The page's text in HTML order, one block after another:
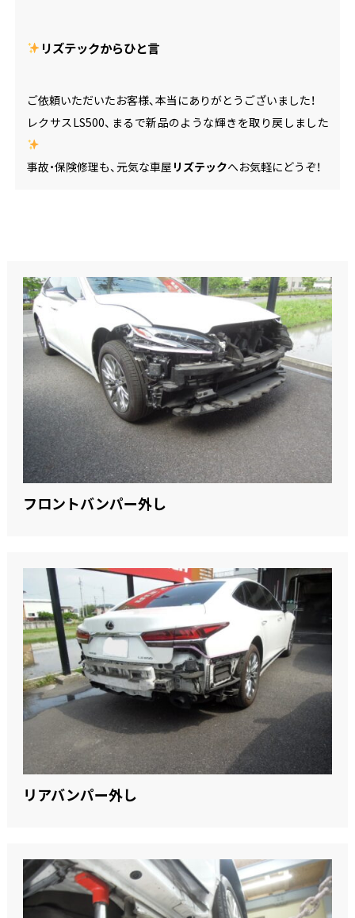
リズテックからひと言
ご依頼いただいたお客様、本当にありがとうございました！
レクサスLS500、まるで新品のような輝きを取り戻しました
事故・保険修理も、元気な車屋 リズテックへお気軽にどうぞ！
フロントバンパー外し
リアバンパー外し